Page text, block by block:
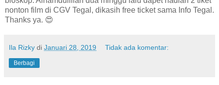
nonton film di CGV Tegal, dikasih free ticket sama Info Tegal.
Thanks ya. 😍
Ila Rizky di Januari 28, 2019 Tidak ada komentar:
Berbagi